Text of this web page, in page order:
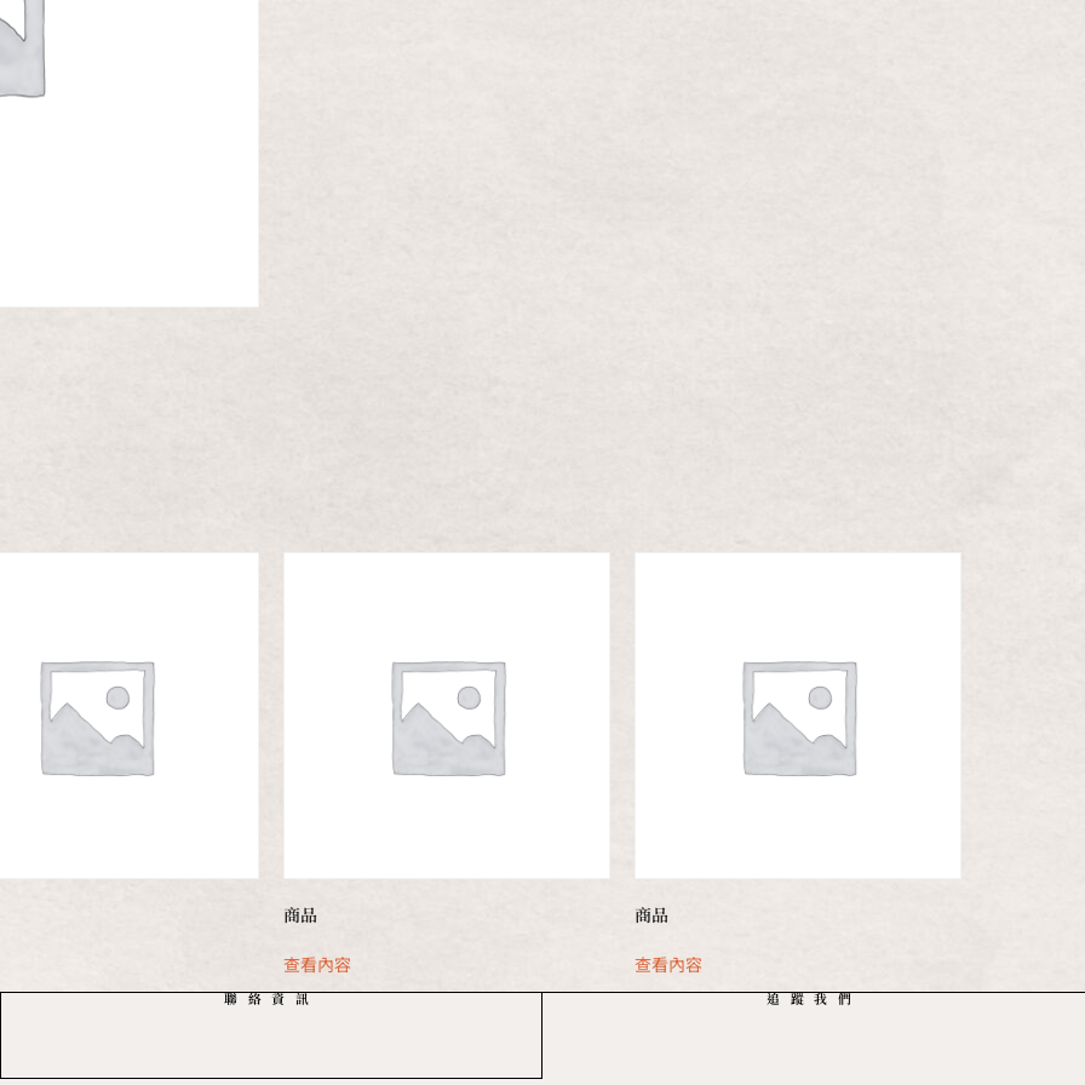
商品
查看內容
商品
查看內容
聯絡資訊 追蹤我們